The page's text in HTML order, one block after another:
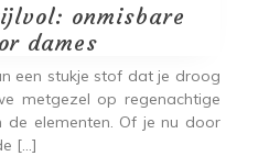
onmisbare
dames
een stukje stof dat je droog
metgezel op regenachtige
de elementen. Of je nu door
[…]